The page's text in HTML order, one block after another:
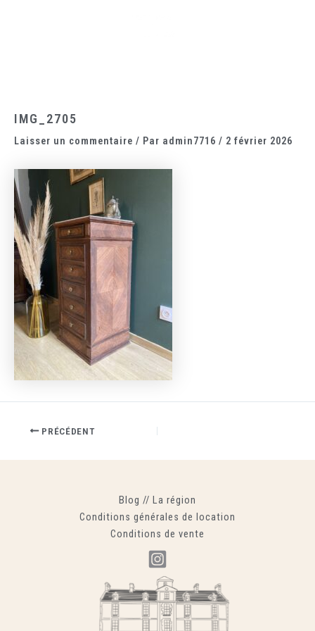
IMG_2705
Laisser un commentaire / Par admin7716 / 2 février 2026
PRÉCÉDENT
Blog // La région
Conditions générales de location
Conditions de vente